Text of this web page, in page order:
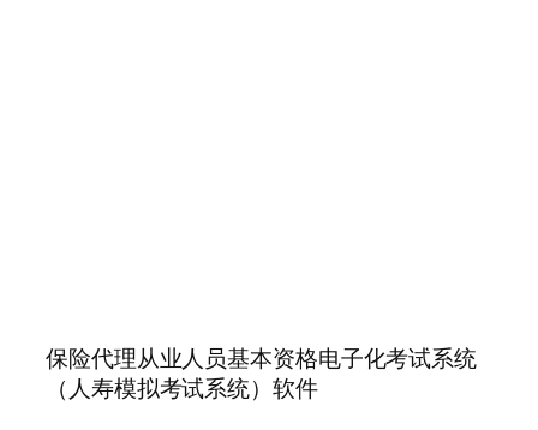
保险代理从业人员基本资格电子化考试系统
（人寿模拟考试系统）软件